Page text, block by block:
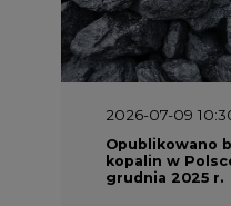
2026-07-09
Opublikowano
kopalin w
grudnia 2025 r.